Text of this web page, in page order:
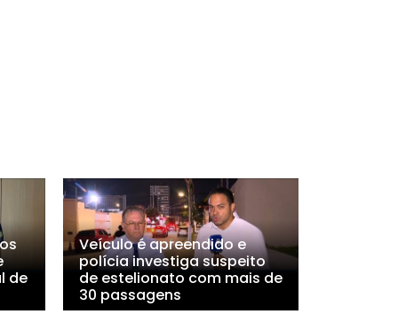
de
Veículo é apreendido e
polícia investiga suspeito
de estelionato com mais de
30 passagens